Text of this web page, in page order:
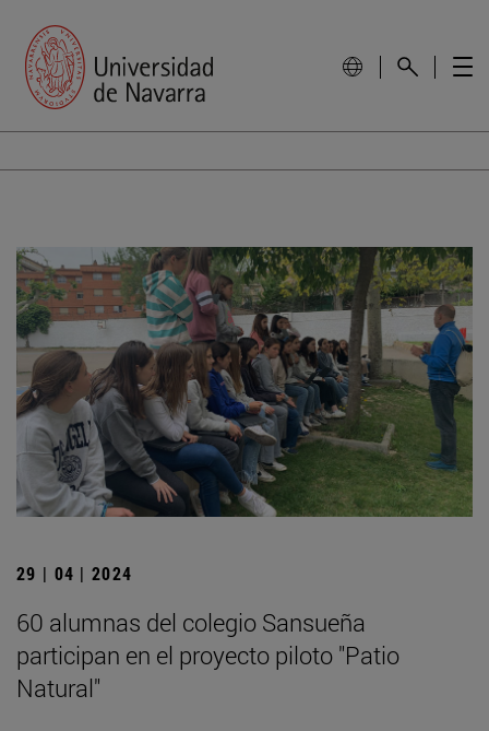
29 | 04 | 2024
60 alumnas del colegio Sansueña
participan en el proyecto piloto "Patio
Natural"